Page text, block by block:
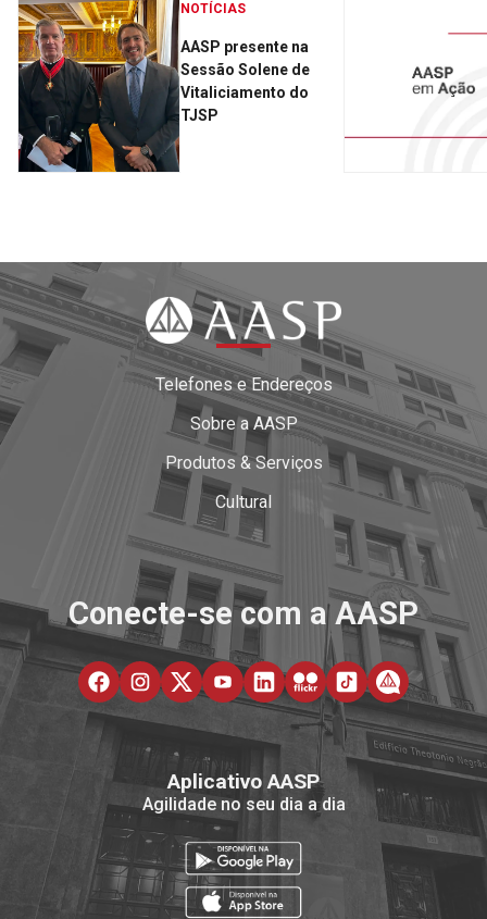
NOTÍCIAS
AASP presente na
Sessão Solene de
Vitaliciamento do
TJSP
Telefones e Endereços
Sobre a AASP
Produtos & Serviços
Cultural
Conecte-se com a AASP
Aplicativo AASP
Agilidade no seu dia a dia